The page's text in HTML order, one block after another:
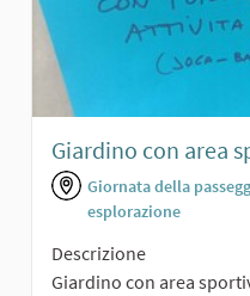
Giardino con area
Giornata della
esplorazione
Descrizione
Giardino con area